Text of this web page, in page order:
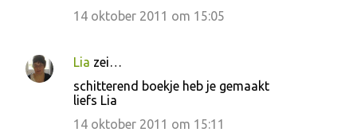
14 oktober 2011 om 15:05
Lia zei…
schitterend boekje heb je gemaakt
liefs Lia
14 oktober 2011 om 15:11